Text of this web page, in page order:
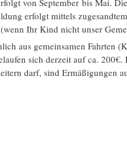
von September bis Mai.
erfolgt mittels
Ihr Kind nicht unser
aus gemeinsamen Fahrten
sich derzeit auf ca.
darf, sind Ermäßigungen